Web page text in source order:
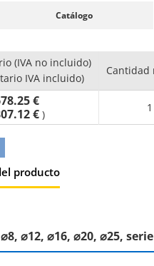
Catálogo
(IVA no incluido)
IVA incluido)
Cantidad
€
€ )
producto
⌀12, ⌀16, ⌀20, ⌀25,